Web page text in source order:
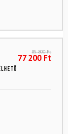
85 800Ft
77 200Ft